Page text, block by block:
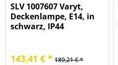
SLV 1007607 Varyt,
Deckenlampe, E14, in
schwarz, IP44
143,41 € * 189,21 € *